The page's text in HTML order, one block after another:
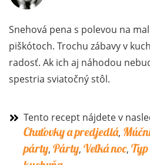
Snehová pena s polevou na
piškótoch. Trochu zábavy v
radosť. Ak ich aj náhodou
spestria sviatočný stôl.
Tento recept nájdete v
Chuťovky a predjedlá,
párty, Párty, Veľká noc,